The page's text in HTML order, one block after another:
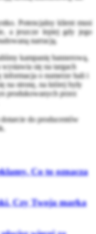
Potencjalny klient musi
a jeszcze lepiej gdy jego
narracją.
kampanię bannerową,
się na targach
informacja o numerze hali i
na stronę, na której były
produkowanych przez
do producentów
Co to oznacza
Czy Twoja marka